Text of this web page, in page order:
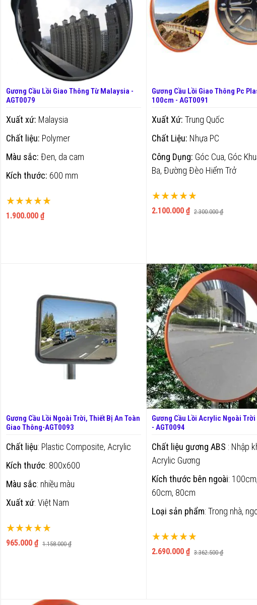
Gương Cầu Lồi Giao Thông Từ Malaysia -
AGT0079
Xếp hạng:
100%
1.900.000 ₫
Xuất xứ: Malaysia
Chất liệu: Polymer
Màu sắc: Đen, da cam
Kích thước: 600 mm
Gương Cầu Lồi Giao Thông Pc
100cm - AGT0091
Xếp hạng:
100%
2.100.000 ₫ 2.300.000 ₫
Xuất Xứ: Trung Quốc
Chất Liệu: Nhựa PC
Công Dụng: Góc Cua, Góc
Ba, Đường Đèo Hiểm Trở
Gương Cầu Lồi Ngoài Trời, Thiết Bị An Toàn
Giao Thông-AGT0093
Xếp hạng:
100%
965.000 ₫ 1.158.000 ₫
Chất liệu: Plastic Composite, Acrylic
Kích thước: 800x600
Màu sắc: nhiều màu
Xuất xứ: Việt Nam
Gương Cầu Lồi Acrylic Ngoài Trời Cao Cấp
- AGT0094
Xếp hạng:
100%
2.690.000 ₫ 3.362.500 ₫
Chất liệu gương ABS : Nhập
Acrylic Gương
Kích thước bên ngoài:
60cm, 80cm
Loại sản phẩm: Trong nhà,